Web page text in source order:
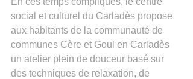
social et culturel du Carladès propose
aux habitants de la communauté de
communes Cère et Goul en Carladès
un atelier plein de douceur basé sur
des techniques de relaxation, de